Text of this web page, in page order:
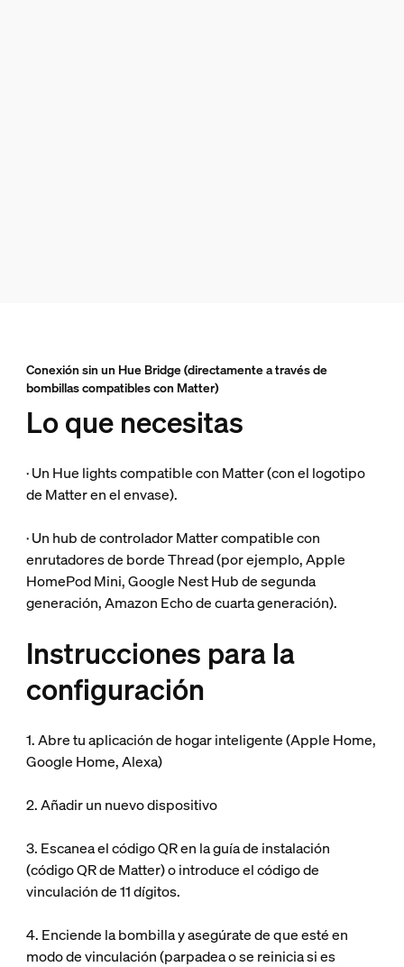
Conexión sin un Hue Bridge (directamente a través de
bombillas compatibles con Matter)
Lo que necesitas
· Un Hue lights compatible con Matter (con el logotipo
de Matter en el envase).
· Un hub de controlador Matter compatible con
enrutadores de borde Thread (por ejemplo, Apple
HomePod Mini, Google Nest Hub de segunda
generación, Amazon Echo de cuarta generación).
Instrucciones para la
configuración
1. Abre tu aplicación de hogar inteligente (Apple Home,
Google Home, Alexa)
2. Añadir un nuevo dispositivo
3. Escanea el código QR en la guía de instalación
(código QR de Matter) o introduce el código de
vinculación de 11 dígitos.
4. Enciende la bombilla y asegúrate de que esté en
modo de vinculación (parpadea o se reinicia si es